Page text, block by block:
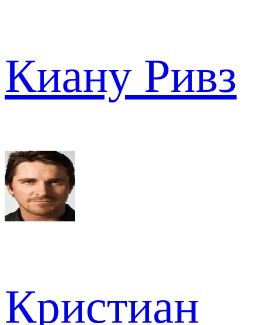
Киану Ривз
Кристиан